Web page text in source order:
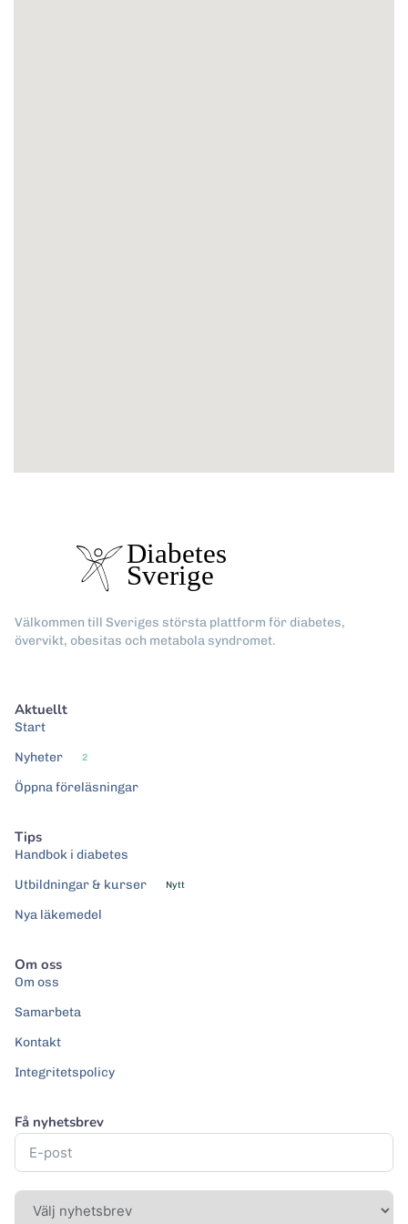
Välkommen till Sveriges största plattform för diabetes,
övervikt, obesitas och metabola syndromet.
Aktuellt
Start
Nyheter
2
Öppna föreläsningar
Tips
Handbok i diabetes
Utbildningar & kurser
Nytt
Nya läkemedel
Om oss
Om oss
Samarbeta
Kontakt
Integritetspolicy
Få nyhetsbrev